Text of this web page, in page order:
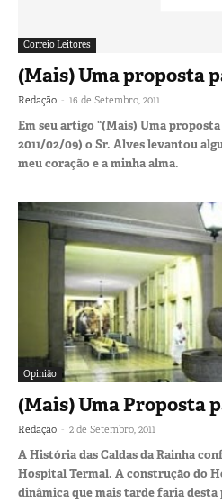
Correio Leitores
(Mais) Uma proposta
Redação - 16 de Setembro, 2011
Em seu artigo “(Mais) Uma
2011/02/09) o Sr. Alves levantou
meu coração e a minha alma.
Opinião
(Mais) Uma Proposta
Redação - 2 de Setembro, 2011
A História das Caldas da Rainha
Hospital Termal. A construção do
dinâmica que mais tarde faria